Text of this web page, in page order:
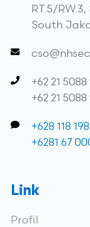
RT.5/
South
+62 21
+62 21
+628 118
+6281 67
Link
Profil